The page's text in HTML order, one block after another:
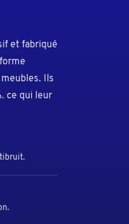
et fabriqué
Ils
ce qui leur